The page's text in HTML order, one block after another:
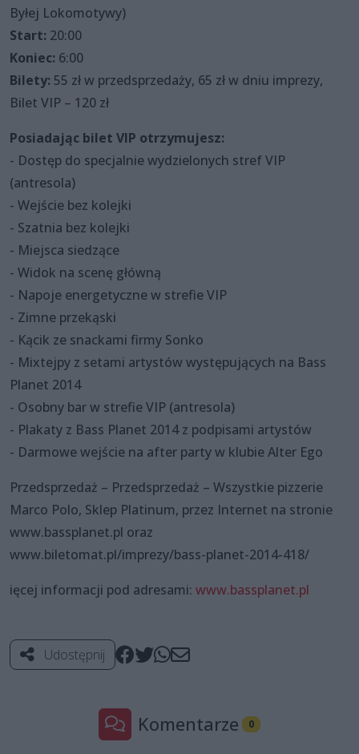
Byłej Lokomotywy)
Start: 20:00
Koniec: 6:00
Bilety: 55 zł w przedsprzedaży, 65 zł w dniu imprezy,
Bilet VIP – 120 zł
Posiadając bilet VIP otrzymujesz:
- Dostęp do specjalnie wydzielonych stref VIP
(antresola)
- Wejście bez kolejki
- Szatnia bez kolejki
- Miejsca siedzące
- Widok na scenę główną
- Napoje energetyczne w strefie VIP
- Zimne przekąski
- Kącik ze snackami firmy Sonko
- Mixtejpy z setami artystów występujących na Bass
Planet 2014
- Osobny bar w strefie VIP (antresola)
- Plakaty z Bass Planet 2014 z podpisami artystów
- Darmowe wejście na after party w klubie Alter Ego
Przedsprzedaż – Przedsprzedaż – Wszystkie pizzerie
Marco Polo, Sklep Platinum, przez Internet na stronie
www.bassplanet.pl oraz
www.biletomat.pl/imprezy/bass-planet-2014-418/
ięcej informacji pod adresami: www.bassplanet.pl
Udostępnij
Komentarze 0